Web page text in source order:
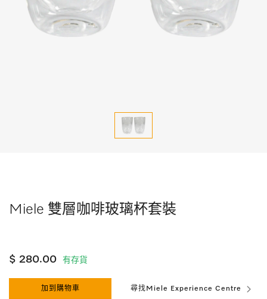
Miele 雙層咖啡玻璃杯套裝
$ 280.00 有存貨
加到購物車 尋找Miele Experience Centre